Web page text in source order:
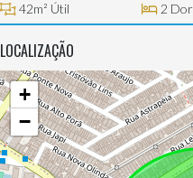
42m² Útil 2
LOCALIZAÇÃO
+
−